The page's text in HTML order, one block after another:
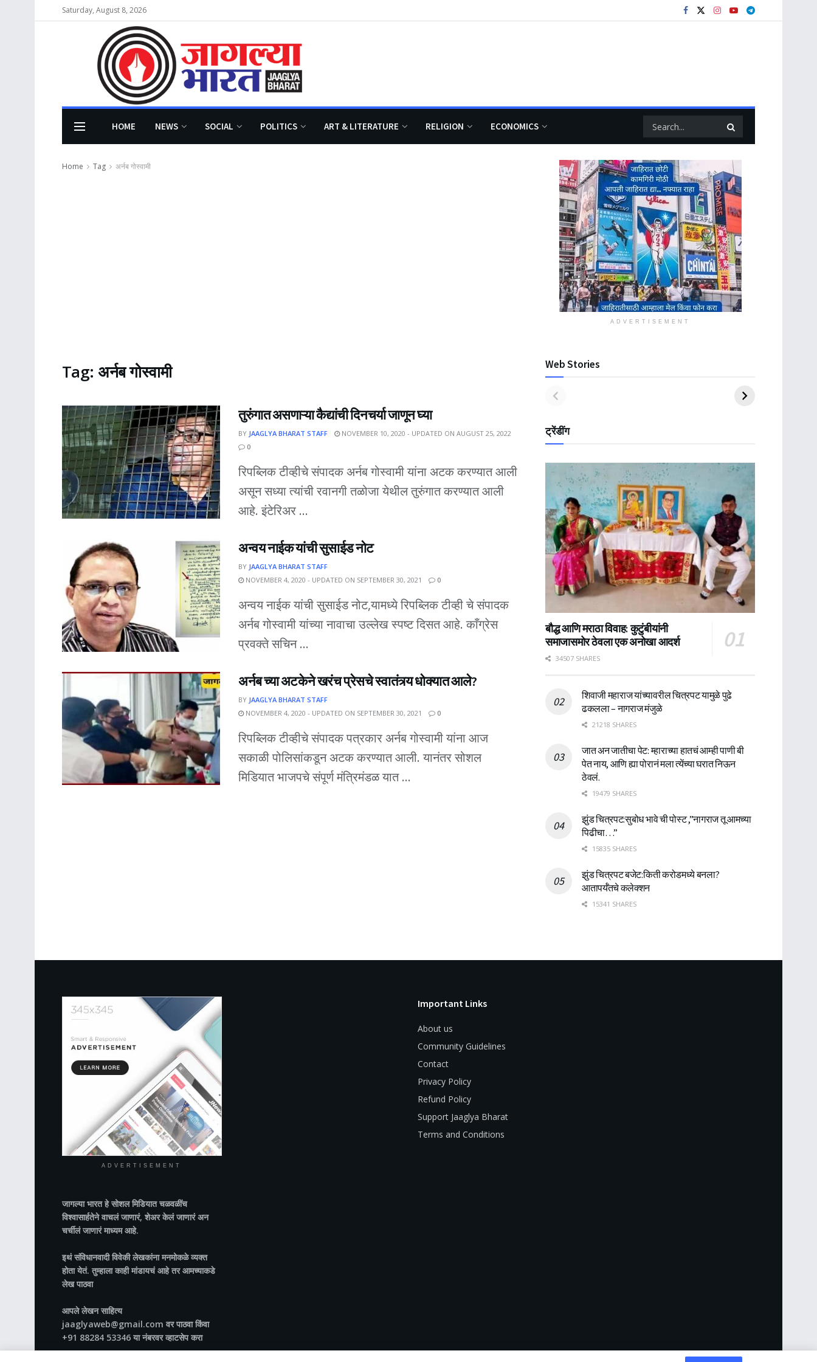
Saturday, August 8, 2026
HOME NEWS SOCIAL POLITICS ART & LITERATURE RELIGION ECONOMICS
Home Tag अर्नब गोस्वामी
Tag: अर्नब गोस्वामी
तुरुंगात असणाऱ्या कैद्यांची दिनचर्या जाणून घ्या
BY JAAGLYA BHARAT STAFF
NOVEMBER 10, 2020 - UPDATED ON AUGUST 25, 2022
0
रिपब्लिक टीव्हीचे संपादक अर्नब गोस्वामी यांना अटक करण्यात आली
असून सध्या त्यांची रवानगी तळोजा येथील तुरुंगात करण्यात आली
आहे. इंटेरिअर ...
अन्वय नाईक यांची सुसाईड नोट
BY JAAGLYA BHARAT STAFF
NOVEMBER 4, 2020 - UPDATED ON SEPTEMBER 30, 2021
0
अन्वय नाईक यांची सुसाईड नोट,यामध्ये रिपब्लिक टीव्ही चे संपादक
अर्नब गोस्वामी यांच्या नावाचा उल्लेख स्पष्ट दिसत आहे. काँग्रेस
प्रवक्ते सचिन ...
अर्नब च्या अटकेने खरंच प्रेसचे स्वातंत्र्य धोक्यात आले?
BY JAAGLYA BHARAT STAFF
NOVEMBER 4, 2020 - UPDATED ON SEPTEMBER 30, 2021
0
रिपब्लिक टीव्हीचे संपादक पत्रकार अर्नब गोस्वामी यांना आज
सकाळी पोलिसांकडून अटक करण्यात आली. यानंतर सोशल
मिडियात भाजपचे संपूर्ण मंत्रिमंडळ यात ...
ADVERTISEMENT
Web Stories
ट्रेंडींग
बौद्ध आणि मराठा विवाह: कुटुंबीयांनी
समाजासमोर ठेवला एक अनोखा आदर्श
34507 SHARES
शिवाजी महाराज यांच्यावरील चित्रपट यामुळे पुढे
ढकलला – नागराज मंजुळे
21218 SHARES
जात अन जातीचा पेट: म्हाराच्या हातचं आम्ही पाणी बी
पेत नाय, आणि ह्या पोरानं मला त्येंच्या घरात निऊन
ठेवलं.
19479 SHARES
झुंड चित्रपट:सुबोध भावे ची पोस्ट ,”नागराज तू आमच्या
पिढीचा…”
15835 SHARES
झुंड चित्रपट बजेट:किती करोडमध्ये बनला?
आतापर्यँतचे कलेक्शन
15341 SHARES
ADVERTISEMENT
जागल्या भारतहे सोशल मिडियात चळवळींच
विश्वासार्हतेने वाचलं जाणारं, शेअर केलं जाणारं अन
चर्चीलं जाणारं माध्यम आहे.
इथं संविधानवादी विवेकी लेखकांना मनमोकळे व्यक्त
होता येतं. तुम्हाला काही मांडायचं आहे तर आमच्याकडे
लेख पाठवा
आपले लेखन साहित्य
jaaglyaweb@gmail.com वर पाठवा किंवा
+91 88284 53346 या नंबरवर व्हाटसेप करा
Important Links
About us
Community Guidelines
Contact
Privacy Policy
Refund Policy
Support Jaaglya Bharat
Terms and Conditions